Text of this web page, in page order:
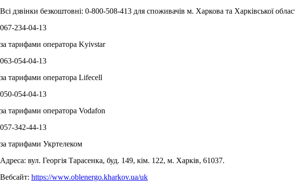
Всі дзвінки безкоштовні: 0-800-508-413 для споживачів м. Харкова та Харківської
067-234-04-13
за тарифами оператора Kyivstar
063-054-04-13
за тарифами оператора Lifecell
050-054-04-13
за тарифами оператора Vodafon
057-342-44-13
за тарифами Укртелеком
Адреса: вул. Георгія Тарасенка, буд. 149, кім. 122, м. Харків, 61037.
Вебсайт: https://www.oblenergo.kharkov.ua/uk